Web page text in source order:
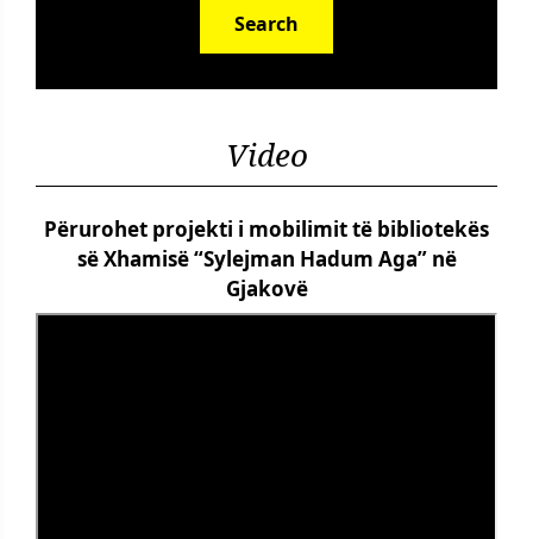
Search
Video
Përurohet projekti i mobilimit të bibliotekës
së Xhamisë “Sylejman Hadum Aga” në
Gjakovë